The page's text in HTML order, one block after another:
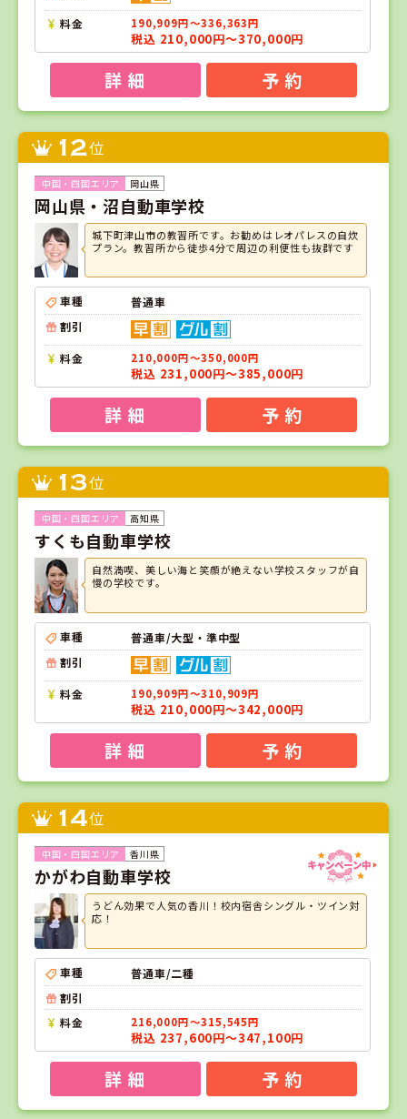
料金 190,909円～336,363円
税込 210,000円～370,000円
詳 細 予 約
12位
岡山県
岡山県・沼自動車学校
城下町津山市の教習所です。お勧めはレオパレスの自炊
プラン。教習所から徒歩4分で周辺の利便性も抜群です
車種
普通車
割引
料金 210,000円～350,000円
税込 231,000円～385,000円
詳 細 予 約
13位
高知県
すくも自動車学校
自然満喫、美しい海と笑顔が絶えない学校スタッフが自
慢の学校です。
車種
普通車/大型・準中型
割引
料金 190,909円～310,909円
税込 210,000円～342,000円
詳 細 予 約
14位
香川県
かがわ自動車学校
うどん効果で人気の香川！校内宿舎シングル・ツイン対
応！
車種
普通車/二種
割引
料金
216,000円～315,545円
税込 237,600円～347,100円
詳 細 予 約